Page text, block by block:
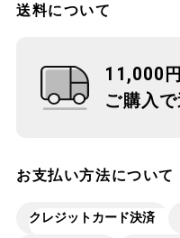
送料について
11,000
ご購入
お支払い方法について
クレジットカード決済